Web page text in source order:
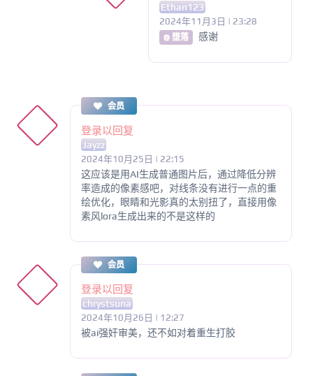
Ethan123
2024年11月3日 | 23:28
@ 堕落 感谢
会员
登录以回复
Jayzz
2024年10月25日 | 22:15
这应该是用AI生成普通图片后，通过降低分辨
率造成的像素感吧，对线条没有进行一点的重
绘优化，眼睛和光影真的太别扭了，直接用像
素风lora生成出来的不是这样的
会员
登录以回复
chrystsuna
2024年10月26日 | 12:27
被ai强奸审美，还不如对着重生打胶